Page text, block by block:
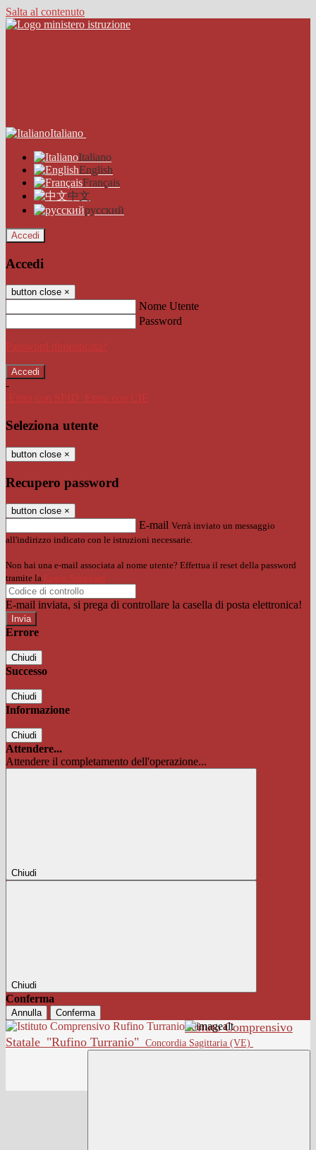
Salta al contenuto
Italiano
Italiano
English
Français
中文
русский
Accedi
Accedi
button close ×
Nome Utente
Password
Password dimenticata?
-
Entra con SPID
Entra con CIE
Seleziona utente
button close ×
Recupero password
button close ×
E-mail Verrà inviato un messaggio
all'indirizzo indicato con le istruzioni necessarie.
Non hai una e-mail associata al nome utente? Effettua il reset della password
tramite la Login Spaggiari
E-mail inviata, si prega di controllare la casella di posta elettronica!
Errore
Chiudi
Successo
Chiudi
Informazione
Chiudi
Attendere...
Attendere il completamento dell'operazione...
Chiudi
Chiudi
Conferma
Annulla Conferma
Istituto Comprensivo
Statale "Rufino Turranio" Concordia Sagittaria (VE)